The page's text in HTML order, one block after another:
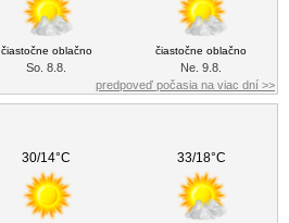
čiastočne oblačno čiastočne oblačno
So. 8.8.
Ne. 9.8.
predpoveď počasia na viac dní >>
30/14°C 33/18°C